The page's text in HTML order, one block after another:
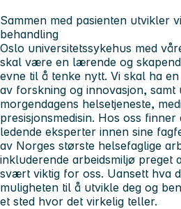
Sammen med pasienten utvikler
behandling
Oslo universitetssykehus med
skal være en lærende og
evne til å tenke nytt. Vi skal ha
av forskning og innovasjon, samt
morgendagens helsetjeneste,
presisjonsmedisin. Hos oss
ledende eksperter innen sine
av Norges største helsefaglige
inkluderende arbeidsmiljø preget
svært viktig for oss. Uansett hva
muligheten til å utvikle deg og
et sted hvor det virkelig teller.